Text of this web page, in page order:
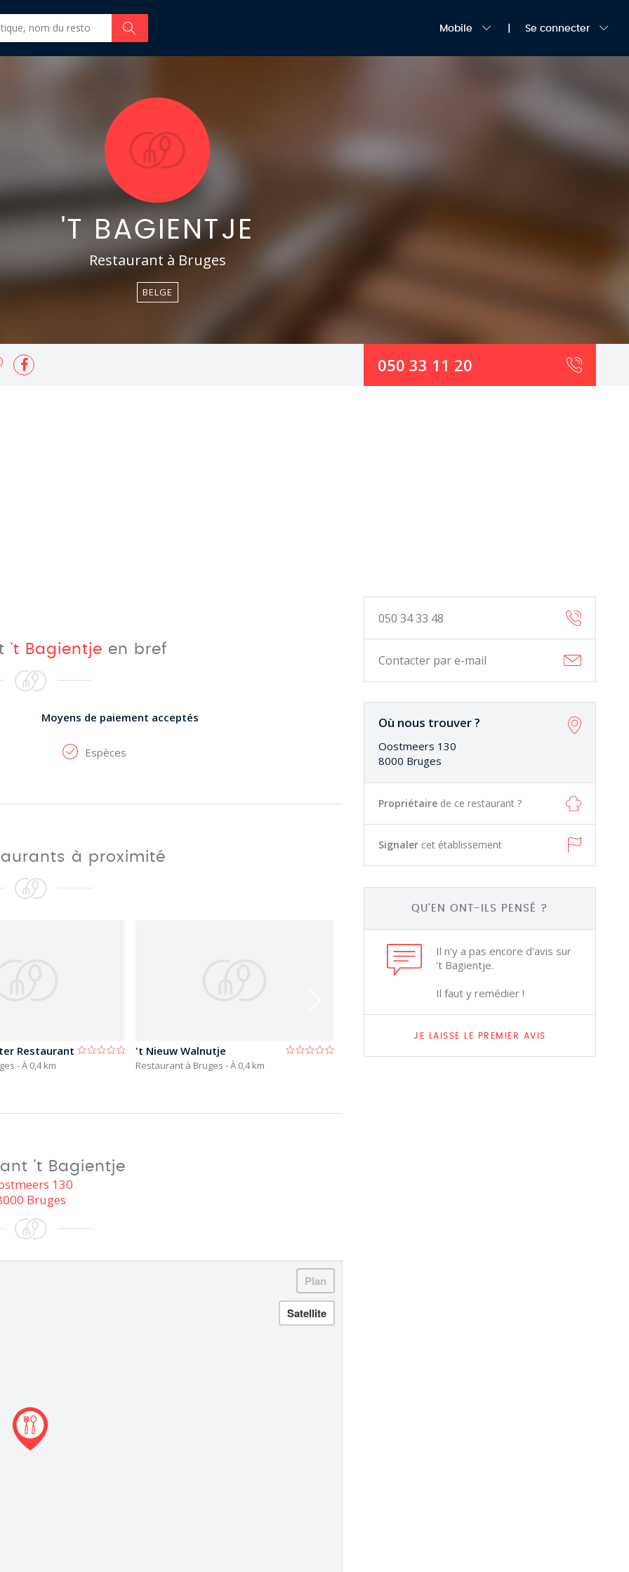
Mobile Se connecter
'T BAGIENTJE
Restaurant à Bruges
BELGE
050 33 11 20
050 34 33 48
Contacter par e-mail
Où nous trouver ?
Oostmeers 130
8000 Bruges
Propriétaire de ce restaurant ?
Signaler cet établissement
QU'EN ONT-ILS PENSÉ ?
Il n'y a pas encore d'avis sur
't Bagientje.
Il faut y remédier !
JE LAISSE LE PREMIER AVIS
't Bagientje en bref
Moyens de paiement acceptés
Espèces
à proximité
Restaurant
- À 0,4 km
't Nieuw Walnutje
Restaurant à Bruges - À 0,4 km
't Bagientje
130
Bruges